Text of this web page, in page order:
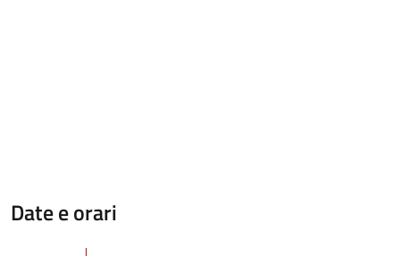
Date e orari